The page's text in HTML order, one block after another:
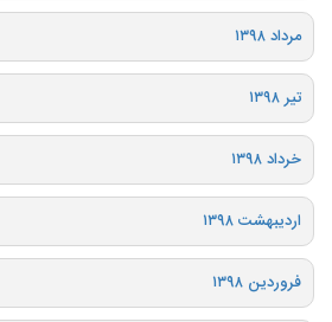
مرداد ۱۳۹۸
تیر ۱۳۹۸
خرداد ۱۳۹۸
اردیبهشت ۱۳۹۸
فروردین ۱۳۹۸